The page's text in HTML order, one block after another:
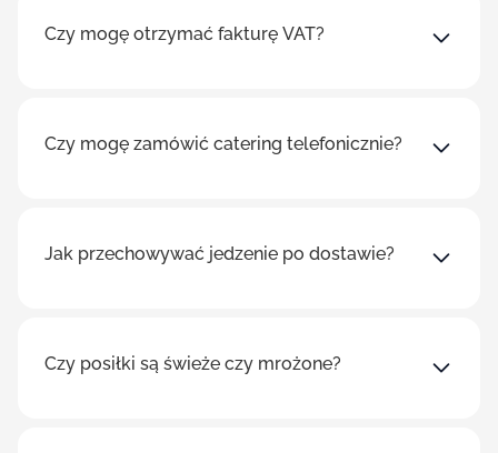
Czy mogę otrzymać fakturę VAT?
Czy mogę zamówić catering telefonicznie?
Jak przechowywać jedzenie po dostawie?
Czy posiłki są świeże czy mrożone?